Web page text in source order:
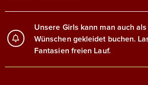
Unsere Girls kann man auch
Wünschen gekleidet buchen.
Fantasien freien Lauf.